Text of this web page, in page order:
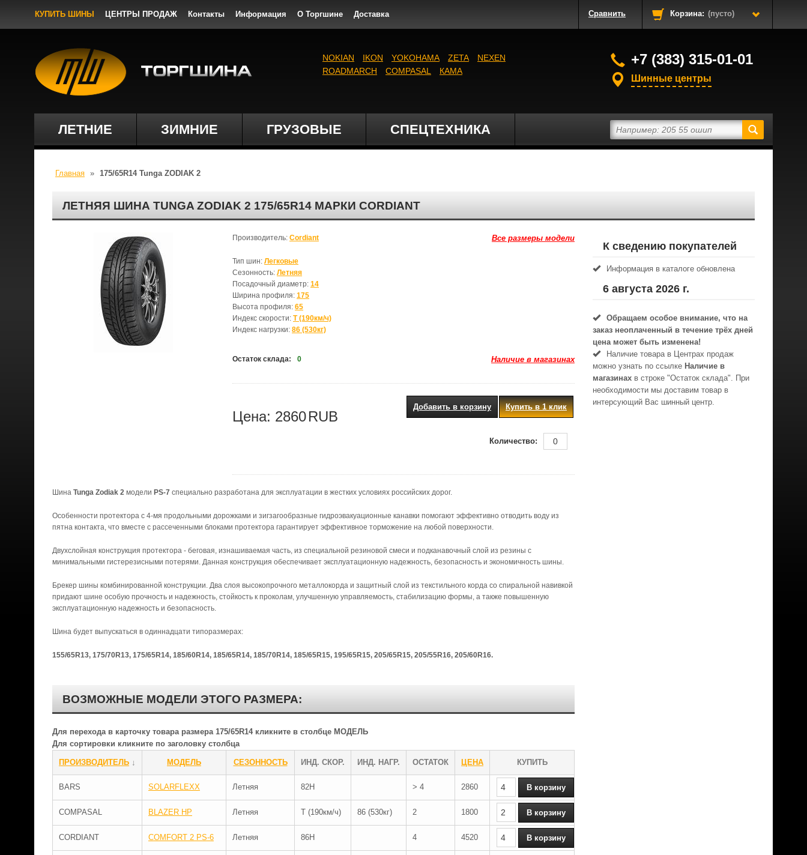
КУПИТЬ ШИНЫ ЦЕНТРЫ ПРОДАЖ Контакты Информация О Торгшине Доставка Сравнить Корзина: (пусто)
ЛЕТНИЕ ЗИМНИЕ ГРУЗОВЫЕ СПЕЦТЕХНИКА
NOKIAN IKON YOKOHAMA ZETA
NEXEN
ROADMARCH
COMPASAL КАМА
+7 (383) 315-01-01
Шинные центры
Главная » 175/65R14 Tunga ZODIAK 2
ЛЕТНЯЯ ШИНА TUNGA ZODIAK 2 175/65R14 МАРКИ CORDIANT
Все размеры модели
Производитель: Cordiant
Тип шин: Легковые
Сезонность: Летняя
Посадочный диаметр: 14
Ширина профиля: 175
Высота профиля: 65
Индекс скорости: T (190км/ч)
Индекс нагрузки: 86 (530кг)
Остаток склада: 0 Наличие в магазинах
Цена: 2860RUB
Купить в 1 клик
Добавить в корзину
Количество:
Шина Tunga Zodiak 2 модели PS-7 специально разработана для эксплуатации в жестких условиях российских дорог.
Особенности протектора с 4-мя продольными дорожками и зигзагообразные гидроэвакуационные канавки помогают эффективно отводить воду из
пятна контакта, что вместе с рассеченными блоками протектора гарантирует эффективное торможение на любой поверхности.
Двухслойная конструкция протектора - беговая, изнашиваемая часть, из специальной резиновой смеси и подканавочный слой из резины с
минимальными гистерезисными потерями. Данная конструкция обеспечивает эксплуатационную надежность, безопасность и экономичность шины.
Брекер шины комбинированной конструкции. Два слоя высокопрочного металлокорда и защитный слой из текстильного корда со спиральной навивкой
придают шине особую прочность и надежность, стойкость к проколам, улучшенную управляемость, стабилизацию формы, а также повышенную
эксплуатационную надежность и безопасность.
Шина будет выпускаться в одиннадцати типоразмерах:
155/65R13, 175/70R13, 175/65R14, 185/60R14, 185/65R14, 185/70R14, 185/65R15, 195/65R15, 205/65R15, 205/55R16, 205/60R16.
ВОЗМОЖНЫЕ МОДЕЛИ ЭТОГО РАЗМЕРА:
Для перехода в карточку товара размера 175/65R14 кликните в столбце МОДЕЛЬ
Для сортировки кликните по заголовку столбца
ПРОИЗВОДИТЕЛЬ ↓ МОДЕЛЬ СЕЗОННОСТЬ ИНД. СКОР. ИНД. НАГР. ОСТАТОК ЦЕНА КУПИТЬ
BARS SOLARFLEXX Летняя 82H > 4 2860
COMPASAL BLAZER HP Летняя T (190км/ч) 86 (530кг) 2 1800
CORDIANT COMFORT 2 PS-6 Летняя 86H 4 4520
К сведению покупателей
Информация в каталоге обновлена
6 августа 2026 г.
Обращаем особое внимание, что на
заказ неоплаченный в течениe трёх дней
цена может быть изменена!
Наличие товара в Центрах продаж
можно узнать по ссылке Наличие в
магазинах в строке "Остаток склада". При
необходимости мы доставим товар в
интерсующий Вас шинный центр.